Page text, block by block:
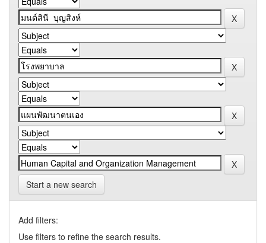
Start a new search
Add filters:
Use filters to refine the search results.